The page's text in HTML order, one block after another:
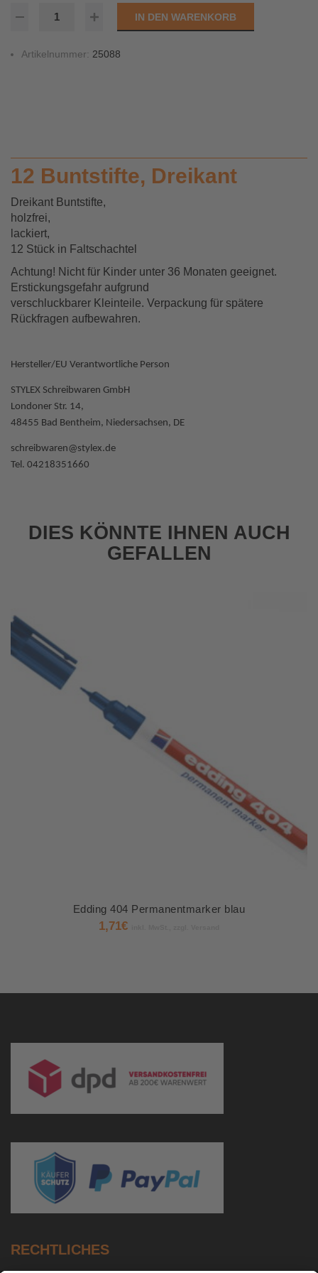
IN DEN WARENKORB
Artikelnummer: 25088
12 Buntstifte, Dreikant
Dreikant Buntstifte,
holzfrei,
lackiert,
12 Stück in Faltschachtel
Achtung! Nicht für Kinder unter 36 Monaten geeignet.
Erstickungsgefahr aufgrund
verschluckbarer Kleinteile. Verpackung für spätere
Rückfragen aufbewahren.
Hersteller/EU Verantwortliche Person
STYLEX Schreibwaren GmbH
Londoner Str. 14,
48455 Bad Bentheim, Niedersachsen, DE
schreibwaren@stylex.de
Tel. 04218351660
DIES KÖNNTE IHNEN AUCH
GEFALLEN
Edding 404 Permanentmarker blau
1,71€
RECHTLICHES